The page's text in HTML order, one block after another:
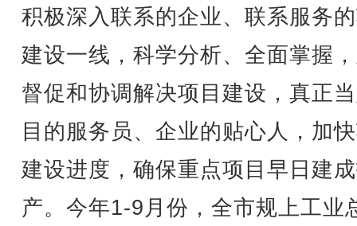
积极深入联系的企业、联系服务
建设一线，科学分析、全面掌握
督促和协调解决项目建设，真正
目的服务员、企业的贴心人，加
建设进度，确保重点项目早日建
产。今年1-9月份，全市规上工业